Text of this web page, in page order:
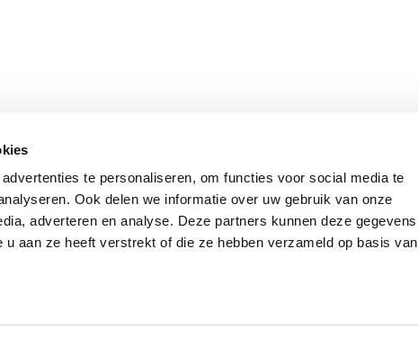
te personaliseren, om functies voor social media te
Ook delen we informatie over uw gebruik van onze
adverteren en analyse. Deze partners kunnen deze gegevens
aan ze heeft verstrekt of die ze hebben verzameld op basis van